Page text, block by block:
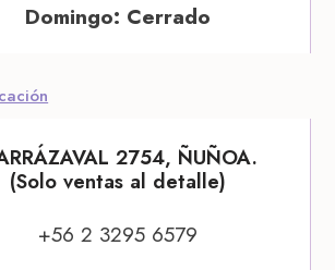
Domingo: Cerrado
2754, ÑUÑOA.
(Solo ventas al detalle)
+56 2 3295 6579